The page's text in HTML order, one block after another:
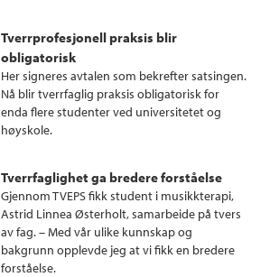
Tverrprofesjonell praksis blir
obligatorisk
Her signeres avtalen som bekrefter satsingen.
Nå blir tverrfaglig praksis obligatorisk for
enda flere studenter ved universitetet og
høyskole.
Tverrfaglighet ga bredere forståelse
Gjennom TVEPS fikk student i musikkterapi,
Astrid Linnea Østerholt, samarbeide på tvers
av fag. – Med vår ulike kunnskap og
bakgrunn opplevde jeg at vi fikk en bredere
forståelse.